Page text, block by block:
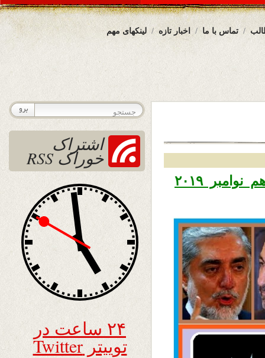
لینکهای مهم اخبار تازه تماس با ما
تاریخ نشر یکشنبه ۱۹ عقرب ۱۳۹۸ – دهم نوامبر ۲۰۱۹
اشتراک
خوراک RSS
۲۴ ساعت در
توییتر Twitter